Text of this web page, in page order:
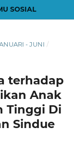
SOSIAL
- JUNI /
terhadap
Anak
Tinggi Di
Sindue